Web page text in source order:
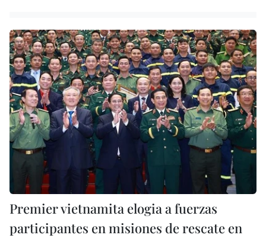
Premier vietnamita elogia a fuerzas
participantes en misiones de rescate en